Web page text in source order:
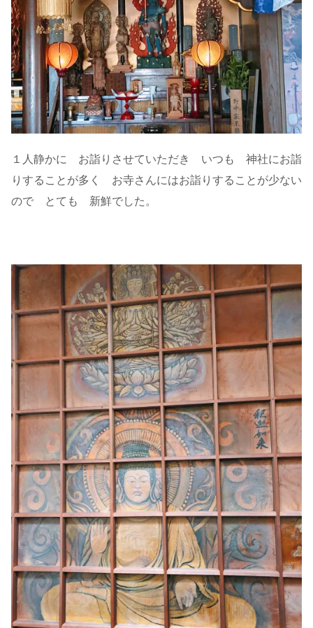
１人静かに お詣りさせていただき いつも 神社にお詣
りすることが多く お寺さんにはお詣りすることが少ない
ので とても 新鮮でした。